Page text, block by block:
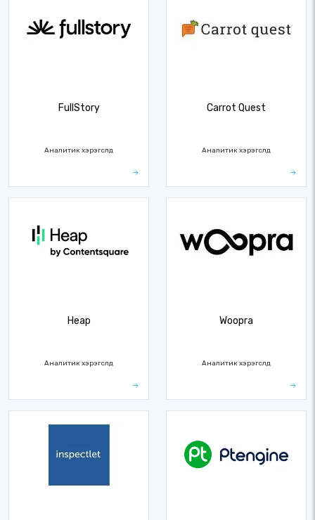
FullStory
Аналитик хэрэгслүүд
Carrot Quest
Аналитик хэрэгслүүд
Heap
Аналитик хэрэгслүүд
Woopra
Аналитик хэрэгслүүд